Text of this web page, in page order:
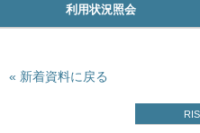
利用状況照会
新着資料に戻る